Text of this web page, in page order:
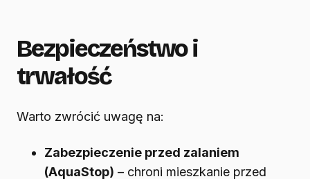
Bezpieczeństwo i
trwałość
Warto zwrócić uwagę na:
Zabezpieczenie przed zalaniem
(AquaStop) – chroni mieszkanie przed